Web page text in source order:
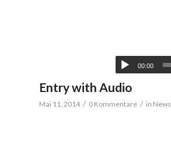
00:00
Entry with Audio
Mai 11, 2014 / 0 Kommentare / in News